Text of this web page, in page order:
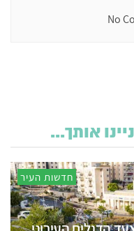
No
אותך...
חדשות העיר